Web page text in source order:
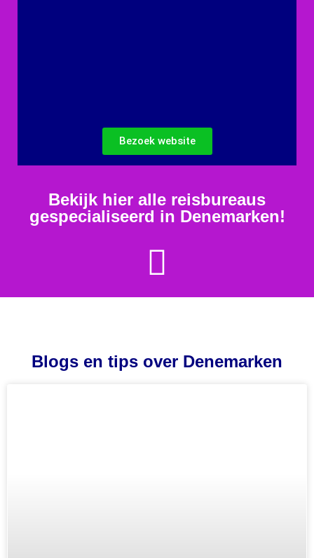
Bezoek website
Bekijk hier alle reisbureaus
gespecialiseerd in Denemarken!
Blogs en tips over Denemarken